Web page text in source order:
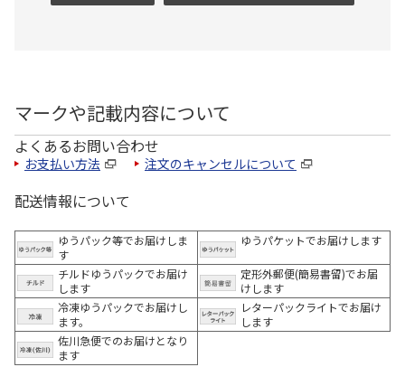
マークや記載内容について
よくあるお問い合わせ
お支払い方法 注文のキャンセルについて
配送情報について
ゆうパック等でお届けしま
す
ゆうパケットでお届けします
チルドゆうパックでお届け
します
定形外郵便(簡易書留)でお届
けします
冷凍ゆうパックでお届けし
ます。
レターパックライトでお届け
します
佐川急便でのお届けとなり
ます